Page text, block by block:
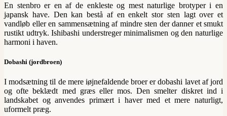
En stenbro er en af de enkleste og mest naturlige brotyper i en
japansk have. Den kan bestå af en enkelt stor sten lagt over et
vandløb eller en sammensætning af mindre sten der danner et smukt
rustikt udtryk. Ishibashi understreger minimalismen og den naturlige
harmoni i haven.
Dobashi (jordbroen)
I modsætning til de mere iøjnefaldende broer er dobashi lavet af jord
og ofte beklædt med græs eller mos. Den smelter diskret ind i
landskabet og anvendes primært i haver med et mere naturligt,
uformelt præg.